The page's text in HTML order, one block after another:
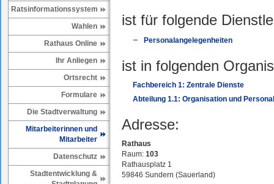
Ratsinformationssystem
Wahlen
Rathaus Online
Ihr Anliegen
Ortsrecht
Formulare
Die Stadtverwaltung
Mitarbeiterinnen und
Mitarbeiter
Datenschutz
Stadtentwicklung &
ist für folgende
Personalangelegenheiten
ist in folgenden
Fachbereich 1: Zentrale Dienste
Abteilung 1.1: Organisation und
Adresse:
Rathaus
Raum: 103
Rathausplatz 1
59846 Sundern (Sauerland)